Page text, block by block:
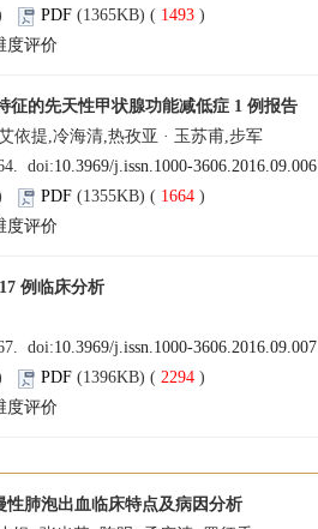
PDF (1365KB) ( 1493)
度评价
征的先天性甲状腺功能减低症 1 例报告
依提,冷海清,热孜亚 · 玉苏甫,步军
doi:10.3969/j.issn.1000-3606.2016.09.006
PDF (1355KB) ( 1664)
度评价
例临床分析
doi:10.3969/j.issn.1000-3606.2016.09.007
PDF (1396KB) ( 2294)
度评价
性肺泡出血临床特点及病因分析